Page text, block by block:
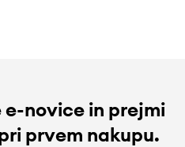
e-novice in prejmi
prvem nakupu.